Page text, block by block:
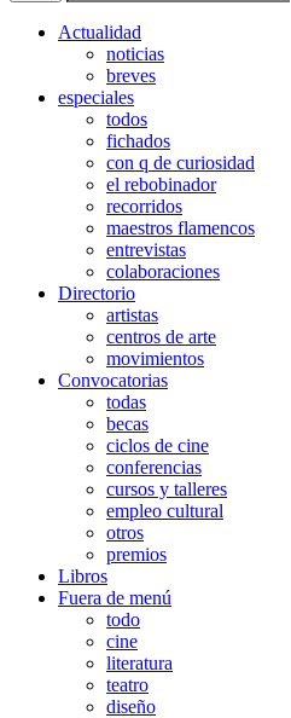
Actualidad
noticias
breves
especiales
todos
fichados
con q de curiosidad
el rebobinador
recorridos
maestros flamencos
entrevistas
colaboraciones
Directorio
artistas
centros de arte
movimientos
Convocatorias
todas
becas
ciclos de cine
conferencias
cursos y talleres
empleo cultural
otros
premios
Libros
Fuera de menú
todo
cine
literatura
teatro
diseño